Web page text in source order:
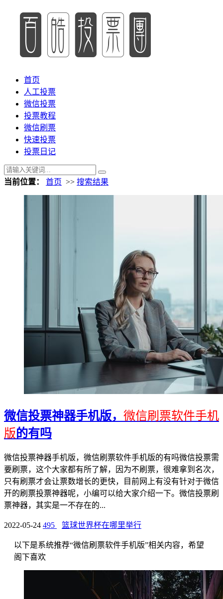
首页
人工投票
微信投票
投票教程
微信刷票
快速投票
投票日记
当前位置： 首页 >> 搜索结果
微信投票神器手机版， 微信刷票软件手机
版的有吗
微信投票神器手机版，微信刷票软件手机版的有吗微信投票需
要刷票，这个大家都有所了解，因为不刷票，很难拿到名次，
只有刷票才会让票数增长的更快，目前网上有没有针对于微信
开的刷票投票神器呢，小编可以给大家介绍一下。微信投票刷
票神器，其实是一不存在的...
2022-05-24 495 篮球世界杯在哪里举行
以下是系统推荐“微信刷票软件手机版”相关内容，希望
阁下喜欢